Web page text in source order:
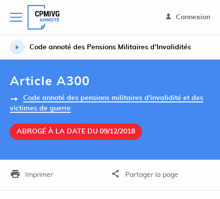
Connexion
Code annoté des Pensions Militaires d’Invalidités
Article A300
Code annoté des pensions militaires d'invalidité et des
victimes de guerre
ABROGÉ À LA DATE DU 09/12/2018
Imprimer Partager la page